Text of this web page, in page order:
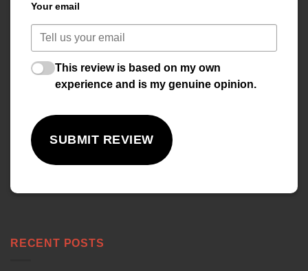
Your email
This review is based on my own
experience and is my genuine opinion.
SUBMIT REVIEW
RECENT POSTS